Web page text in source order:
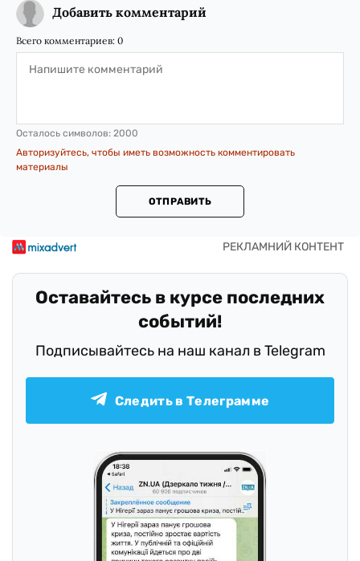
Добавить комментарий
Всего комментариев: 0
Осталось символов: 2000
Авторизуйтесь, чтобы иметь возможность комментировать
материалы
ОТПРАВИТЬ
Оставайтесь в курсе последних
событий!
Подписывайтесь на наш канал в Telegram
Следить в Телеграмме